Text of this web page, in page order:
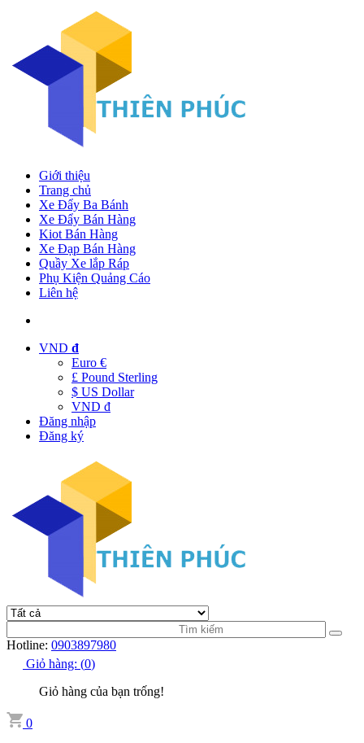
Giới thiệu
Trang chủ
Xe Đẩy Ba Bánh
Xe Đẩy Bán Hàng
Kiot Bán Hàng
Xe Đạp Bán Hàng
Quầy Xe lắp Ráp
Phụ Kiện Quảng Cáo
Liên hệ
VND đ
Euro €
£ Pound Sterling
$ US Dollar
VND đ
Đăng nhập
Đăng ký
Hotline: 0903897980
Giỏ hàng: (0)
Giỏ hàng của bạn trống!
0